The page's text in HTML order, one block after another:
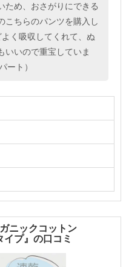
ため、おさがりにできる
こちらのパンツを購入し
く吸収してくれて、ぬ
いいので重宝していま
ート）
ニックコットン
イプ』の口コミ